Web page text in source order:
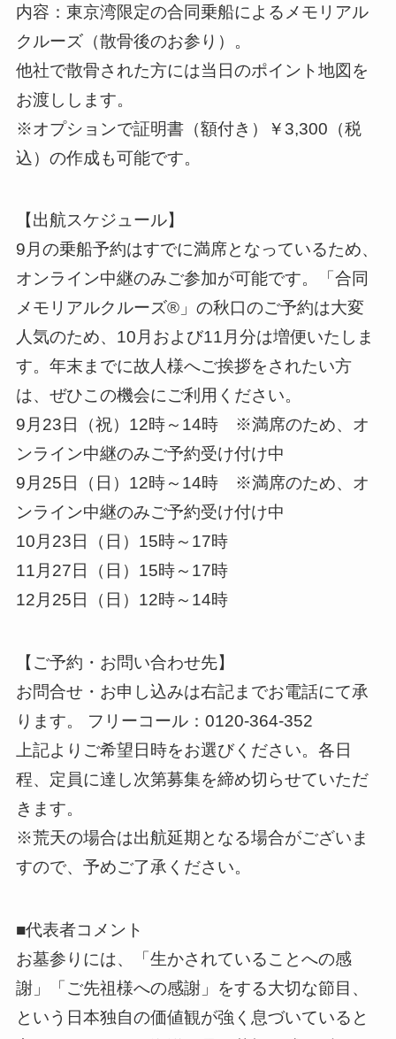
内容：東京湾限定の合同乗船によるメモリアル
クルーズ（散骨後のお参り）。
他社で散骨された方には当日のポイント地図を
お渡しします。
※オプションで証明書（額付き）￥3,300（税
込）の作成も可能です。
【出航スケジュール】
9月の乗船予約はすでに満席となっているため、
オンライン中継のみご参加が可能です。「合同
メモリアルクルーズ®」の秋口のご予約は大変
人気のため、10月および11月分は増便いたしま
す。年末までに故人様へご挨拶をされたい方
は、ぜひこの機会にご利用ください。
9月23日（祝）12時～14時 ※満席のため、オ
ンライン中継のみご予約受け付け中
9月25日（日）12時～14時 ※満席のため、オ
ンライン中継のみご予約受け付け中
10月23日（日）15時～17時
11月27日（日）15時～17時
12月25日（日）12時～14時
【ご予約・お問い合わせ先】
お問合せ・お申し込みは右記までお電話にて承
ります。 フリーコール：0120-364-352
上記よりご希望日時をお選びください。各日
程、定員に達し次第募集を締め切らせていただ
きます。
※荒天の場合は出航延期となる場合がございま
すので、予めご了承ください。
■代表者コメント
お墓参りには、「生かされていることへの感
謝」「ご先祖様への感謝」をする大切な節目、
という日本独自の価値観が強く息づいていると